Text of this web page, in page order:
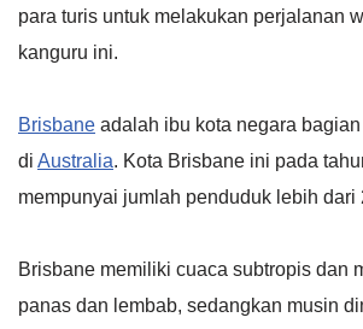
para turis untuk melakukan perjalanan
kanguru ini.
Brisbane adalah ibu kota negara
di Australia. Kota Brisbane ini pada
mempunyai jumlah penduduk lebih dari
Brisbane memiliki cuaca subtropis dan
panas dan lembab, sedangkan musin